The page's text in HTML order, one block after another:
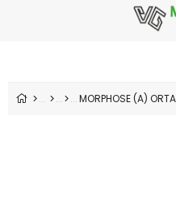
MORPHOSE (A)